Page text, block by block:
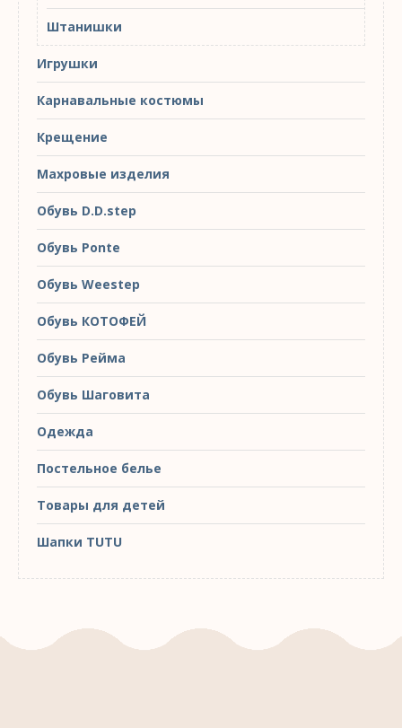
Штанишки
Игрушки
Карнавальные костюмы
Крещение
Махровые изделия
Обувь D.D.step
Обувь Ponte
Обувь Weestep
Обувь КОТОФЕЙ
Обувь Рейма
Обувь Шаговита
Одежда
Постельное белье
Товары для детей
Шапки TUTU